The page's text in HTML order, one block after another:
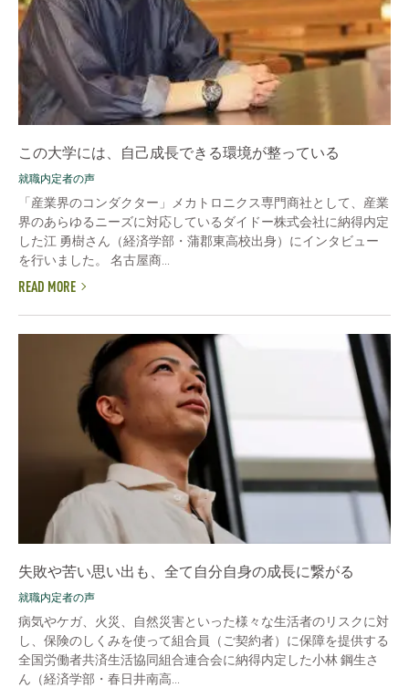
この大学には、自己成長できる環境が整っている
就職内定者の声
「産業界のコンダクター」メカトロニクス専門商社として、産業
界のあらゆるニーズに対応しているダイドー株式会社に納得内定
した江 勇樹さん（経済学部・蒲郡東高校出身）にインタビュー
を行いました。 名古屋商...
READ MORE
失敗や苦い思い出も、全て自分自身の成長に繋がる
就職内定者の声
病気やケガ、火災、自然災害といった様々な生活者のリスクに対
し、保険のしくみを使って組合員（ご契約者）に保障を提供する
全国労働者共済生活協同組合連合会に納得内定した小林 鋼生さ
ん（経済学部・春日井南高...